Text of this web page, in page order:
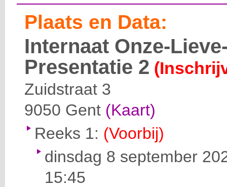
Plaats en Data:
Internaat Onze-
Presentatie 2
Zuidstraat 3
9050 Gent (Kaart)
Reeks 1: (Voorbij)
dinsdag 8 september
15:45